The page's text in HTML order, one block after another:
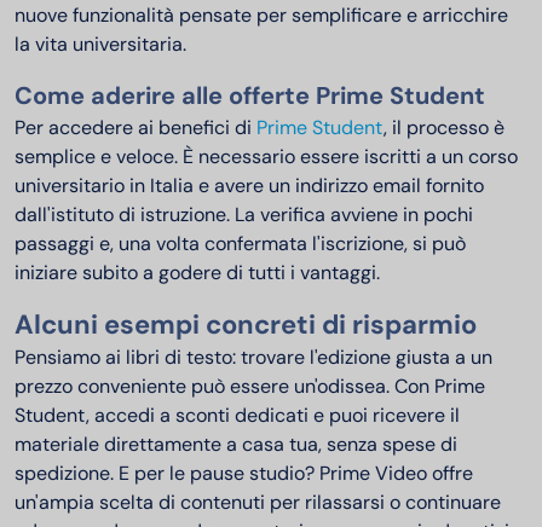
nuove funzionalità pensate per semplificare e arricchire
la vita universitaria.
Come aderire alle offerte Prime Student
Per accedere ai benefici di Prime Student, il processo è
semplice e veloce. È necessario essere iscritti a un corso
universitario in Italia e avere un indirizzo email fornito
dall'istituto di istruzione. La verifica avviene in pochi
passaggi e, una volta confermata l'iscrizione, si può
iniziare subito a godere di tutti i vantaggi.
Alcuni esempi concreti di risparmio
Pensiamo ai libri di testo: trovare l'edizione giusta a un
prezzo conveniente può essere un'odissea. Con Prime
Student, accedi a sconti dedicati e puoi ricevere il
materiale direttamente a casa tua, senza spese di
spedizione. E per le pause studio? Prime Video offre
un'ampia scelta di contenuti per rilassarsi o continuare